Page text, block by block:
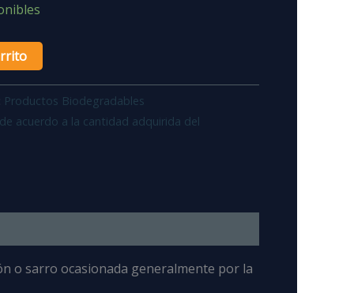
Productos Biodegradables
acuerdo a la cantidad adquirida del
o sarro ocasionada generalmente por la